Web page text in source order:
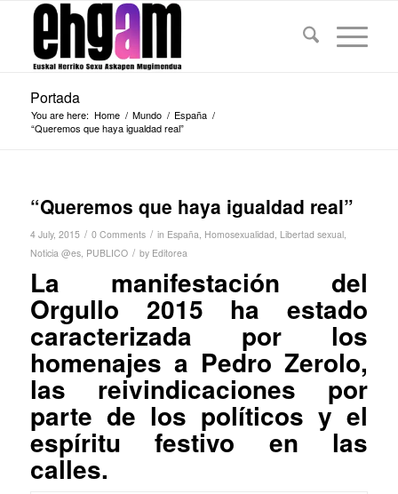
Portada
You are here: Home / Mundo / España /
“Queremos que haya igualdad real”
“Queremos que haya igualdad real”
4 July, 2015 / 0 Comments / in España, Homosexualidad, Libertad sexual,
Noticia @es, PUBLICO / by Editorea
La manifestación del
Orgullo 2015 ha estado
caracterizada por los
homenajes a Pedro Zerolo,
las reivindicaciones por
parte de los políticos y el
espíritu festivo en las
calles.